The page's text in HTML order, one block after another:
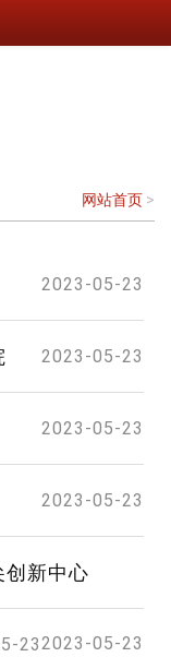
网站首页 >
2023-05-23
2023-05-23
2023-05-23
2023-05-23
创新中心
2023-05-23
23